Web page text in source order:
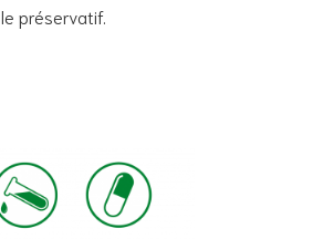
préservatif.